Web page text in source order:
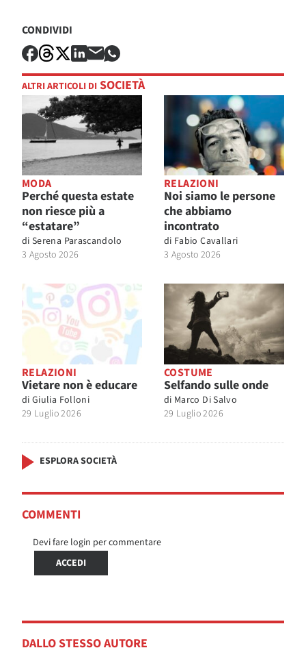
CONDIVIDI
ALTRI ARTICOLI DI SOCIETÀ
MODA
Perché questa estate
non riesce più a
“estatare”
di Serena Parascandolo
3 Agosto 2026
RELAZIONI
Noi siamo le persone
che abbiamo
incontrato
di Fabio Cavallari
3 Agosto 2026
RELAZIONI
Vietare non è educare
di Giulia Folloni
29 Luglio 2026
COSTUME
Selfando sulle onde
di Marco Di Salvo
29 Luglio 2026
ESPLORA SOCIETÀ
COMMENTI
Devi fare login per commentare
ACCEDI
DALLO STESSO AUTORE